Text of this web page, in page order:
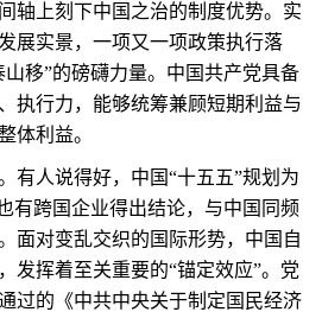
轴上刻下中国之治的制度优势。实
展实景，一项又一项政策执行落
移”的磅礴力量。中国共产党具备
执行力，能够统筹兼顾短期利益与
体利益。
人说得好，中国“十五五”规划为
有跨国企业得出结论，与中国同频
面对变乱交织的国际形势，中国自
发挥着至关重要的“锚定效应”。党
过的《中共中央关于制定国民经济